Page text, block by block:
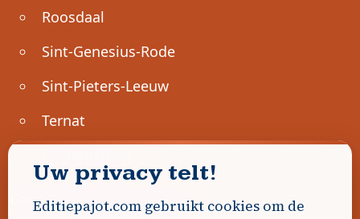
Roosdaal
Sint-Genesius-Rode
Sint-Pieters-Leeuw
Ternat
Geen advertenties gevonden.
Uw privacy telt!
Editiepajot.com gebruikt cookies om de